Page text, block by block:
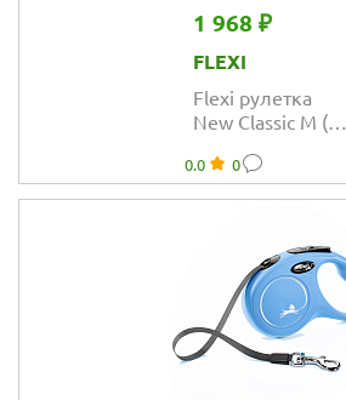
1 968 ₽
FLEXI
Flexi рулетка
New Classic M (до
чёрная
0.0 0